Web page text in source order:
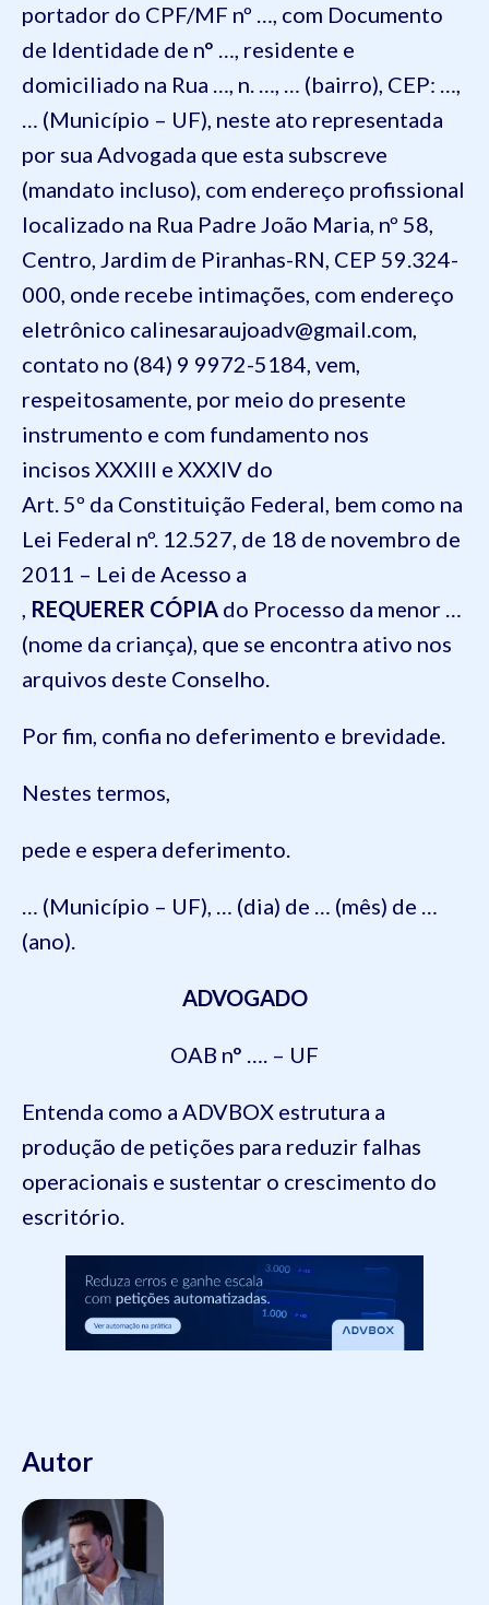
portador do CPF/MF nº …, com Documento
de Identidade de n° …, residente e
domiciliado na Rua …, n. …, … (bairro), CEP: …,
… (Município – UF), neste ato representada
por sua Advogada que esta subscreve
(mandato incluso), com endereço profissional
localizado na Rua Padre João Maria, nº 58,
Centro, Jardim de Piranhas-RN, CEP 59.324-
000, onde recebe intimações, com endereço
eletrônico calinesaraujoadv@gmail.com,
contato no (84) 9 9972-5184, vem,
respeitosamente, por meio do presente
instrumento e com fundamento nos
incisos XXXIII e XXXIV do
Art.5º da Constituição Federal, bem como na
Lei Federal nº. 12.527, de 18 de novembro de
2011 – Lei de Acesso a
, REQUERER CÓPIA do Processo da menor …
(nome da criança), que se encontra ativo nos
arquivos deste Conselho.
Por fim, confia no deferimento e brevidade.
Nestes termos,
pede e espera deferimento.
… (Município – UF), … (dia) de … (mês) de …
(ano).
ADVOGADO
OAB n° …. – UF
Entenda como a ADVBOX estrutura a
produção de petições para reduzir falhas
operacionais e sustentar o crescimento do
escritório.
Autor